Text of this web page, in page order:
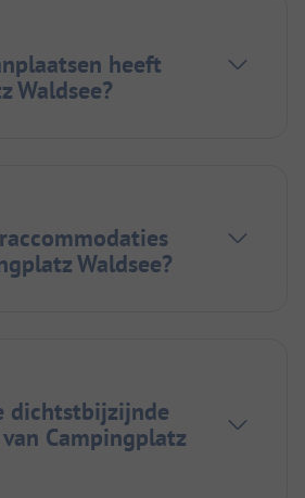
heeft
Waldsee?
Waldsee?
dichtstbijzijnde
Campingplatz